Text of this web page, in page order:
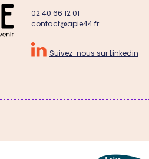
02 40 66 12 01
contact@apie44.fr
 Suivez-nous sur Linkedin